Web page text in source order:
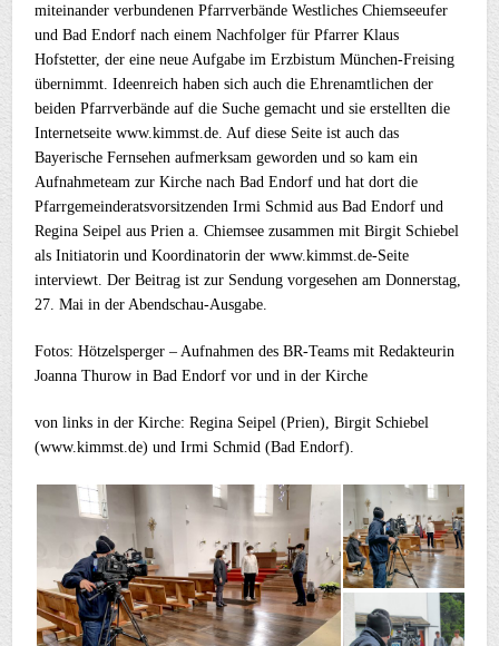
miteinander verbundenen Pfarrverbände Westliches Chiemseeufer
und Bad Endorf nach einem Nachfolger für Pfarrer Klaus
Hofstetter, der eine neue Aufgabe im Erzbistum München-Freising
übernimmt. Ideenreich haben sich auch die Ehrenamtlichen der
beiden Pfarrverbände auf die Suche gemacht und sie erstellten die
Internetseite www.kimmst.de. Auf diese Seite ist auch das
Bayerische Fernsehen aufmerksam geworden und so kam ein
Aufnahmeteam zur Kirche nach Bad Endorf und hat dort die
Pfarrgemeinderatsvorsitzenden Irmi Schmid aus Bad Endorf und
Regina Seipel aus Prien a. Chiemsee zusammen mit Birgit Schiebel
als Initiatorin und Koordinatorin der www.kimmst.de-Seite
interviewt. Der Beitrag ist zur Sendung vorgesehen am Donnerstag,
27. Mai in der Abendschau-Ausgabe.
Fotos: Hötzelsperger – Aufnahmen des BR-Teams mit Redakteurin
Joanna Thurow in Bad Endorf vor und in der Kirche
von links in der Kirche: Regina Seipel (Prien), Birgit Schiebel
(www.kimmst.de) und Irmi Schmid (Bad Endorf).